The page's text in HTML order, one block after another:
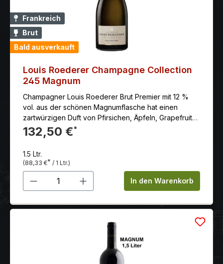
Serviertemperatur: 16.00 °C vorher öffnen: 2 Stunde
schon trinkbar: ja
Frankreich
Brut
Bald ausverkauft
Louis Roederer Champagne Collection
245 Magnum
Champagner Louis Roederer Brut Premier mit 12 %
vol. aus der schönen Magnumflasche hat einen
zartwürzigen Duft von Pfirsichen, Äpfeln, Grapefruit
und frischer Brioche.
132,50 €*
1.5 Ltr.
(88,33 €* / 1 Ltr.)
Produkt Anzahl: Gib denIn den Warenkorb